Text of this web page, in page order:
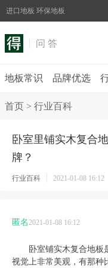
进口地板 环保地板
问 答
地板常识 品牌优选
首页 > 行业百科
卧室里铺实木复合
牌？
行业百科 2021-01-08 16:12
匿名2021-01-08 16:12
卧室铺实木复合地板
视觉上非常美观，有那种